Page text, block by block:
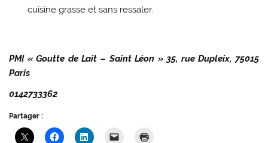
cuisine grasse et sans ressaler.
PMI « Goutte de Lait – Saint Léon » 35, rue Dupleix, 75015
Paris
0142733362
Partager :